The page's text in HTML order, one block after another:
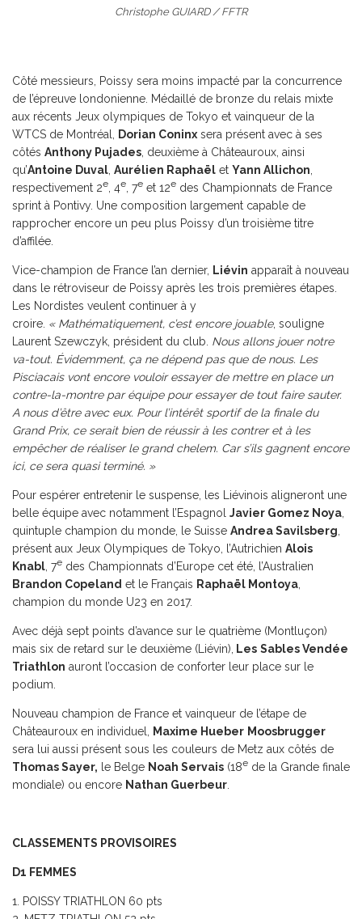
Christophe GUIARD / FFTR
Côté messieurs, Poissy sera moins impacté par la concurrence
de l’épreuve londonienne. Médaillé de bronze du relais mixte
aux récents Jeux olympiques de Tokyo et vainqueur de la
WTCS de Montréal,
Dorian Coninx sera présent avec à ses
côtés Anthony Pujades , deuxième à Châteauroux, ainsi
qu’Antoine Duval Aurélien Raphaël et Yann Allichon
respectivement 2e , 4e , 7e et 12e des Championnats de France
sprint à Pontivy. Une composition largement capable de
rapprocher encore un peu plus Poissy d’un troisième titre
d’affilée.
Vice-champion de France l’an dernier, Liévin apparaît à nouveau
dans le rétroviseur de Poissy après les trois premières étapes.
Les Nordistes veulent continuer à y
croire. « Mathématiquement, c’est encore jouable, souligne
Laurent Szewczyk, président du club. Nous allons jouer notre
va-tout. Évidemment, ça ne dépend pas que de nous. Les
Pisciacais vont encore vouloir essayer de mettre en place un
contre-la-montre par équipe pour essayer de tout faire sauter.
A nous d’être avec eux. Pour l’intérêt sportif de la finale du
Grand Prix, ce serait bien de réussir à les contrer et à les
empêcher de réaliser le grand chelem. Car s’ils gagnent encore
ici, ce sera quasi terminé. »
Pour espérer entretenir le suspense, les Liévinois aligneront une
belle équipe avec notamment l’Espagnol Javier Gomez Noya
quintuple champion du monde, le Suisse Andrea Savilsberg
présent aux Jeux Olympiques de Tokyo, l’Autrichien Alois
Knabl , 7e des Championnats d’Europe cet été, l’Australien
Brandon Copeland et le Français Raphaël Montoya
champion du monde U23 en 2017.
Avec déjà sept points d’avance sur le quatrième (Montluçon)
mais six de retard sur le deuxième (Liévin),
Les Sables Vendée
Triathlon auront l’occasion de conforter leur place sur le
podium.
Nouveau champion de France et vainqueur de l’étape de
Châteauroux en individuel,
Maxime Hueber Moosbrugger
sera lui aussi présent sous les couleurs de Metz aux côtés de
Thomas Sayer, le Belge Noah Servais (18e de la Grande finale
mondiale) ou encore Nathan Guerbeur
CLASSEMENTS PROVISOIRES
D1 FEMMES
1. POISSY TRIATHLON 60 pts